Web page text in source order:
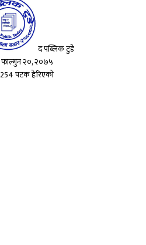
द पब्लिक टुडे
फाल्गुन २०, २०७५
254 पटक हेरिएको